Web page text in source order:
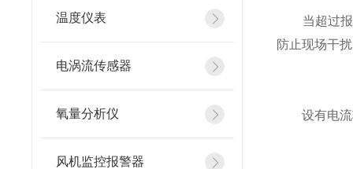
温度仪表
电涡流传感器
氧量分析仪
风机监控报警器
当超过报警
防止现场干
设有电流输